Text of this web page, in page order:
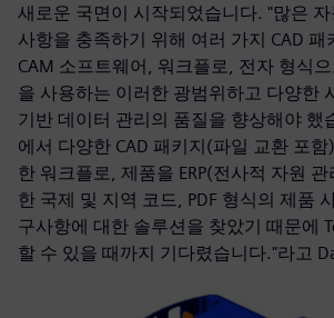
새로운 국면이 시작되었습니다. "많은
사항을 충족하기 위해 여러 가지 CAD 패
CAM 소프트웨어, 워크플로, 전자 형식
을 사용하는 이러한 광범위하고 다양한
기반 데이터 관리의 품질을 향상해야 했
에서 다양한 CAD 패키지(파일 교환 포
한 워크플로, 제품을 ERP(전사적 자원
한 국제 및 지역 코드, PDF 형식의 제품
구사항에 대한 솔루션을 찾았기 때문에
할 수 있을 때까지 기다렸습니다."라고